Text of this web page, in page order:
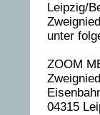
Leipzig/
unter
ZOOM
04315